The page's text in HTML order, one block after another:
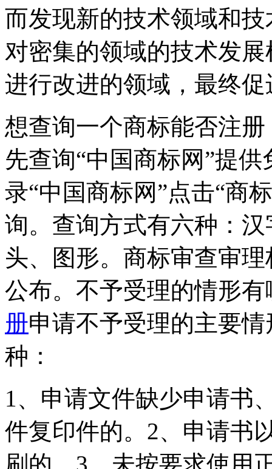
而发现新的技术领域和
对密集的领域的技术发
进行改进的领域，最终
想查询一个商标能否注
先查询“中国商标网”提
录“中国商标网”点击“商
询。查询方式有六种：
头、图形。商标审查审
公布。不予受理的情形
册申请不予受理的主要
种：
1、申请文件缺少申请书
件复印件的。2、申请书
刷的。3、未按要求使用